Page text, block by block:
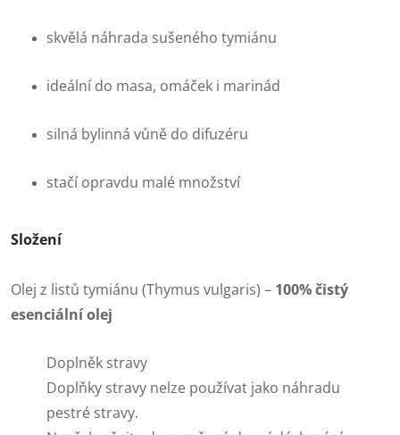
skvělá náhrada sušeného tymiánu
ideální do masa, omáček i marinád
silná bylinná vůně do difuzéru
stačí opravdu malé množství
Složení
Olej z listů tymiánu (Thymus vulgaris) – 100% čistý
esenciální olej
Doplněk stravy
Doplňky stravy nelze používat jako náhradu
pestré stravy.